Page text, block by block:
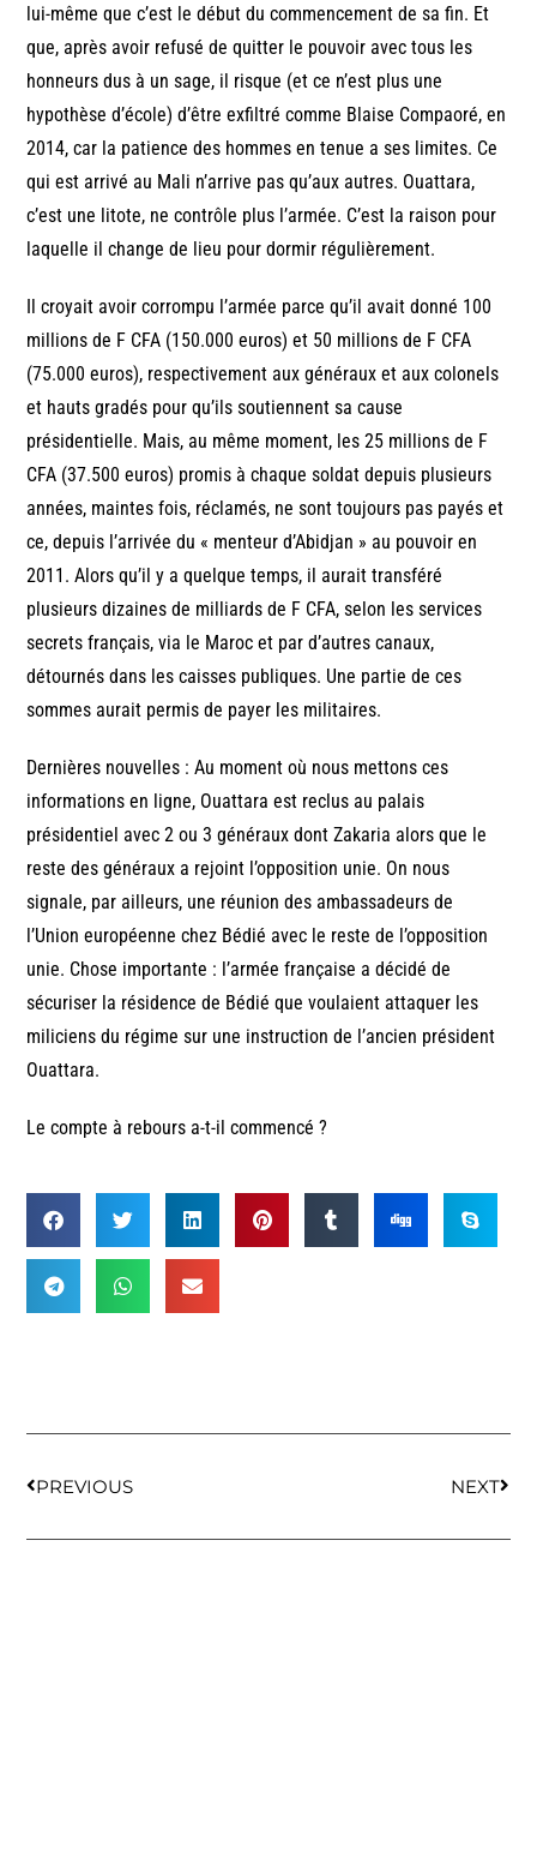
lui-même que c’est le début du commencement de sa fin. Et
que, après avoir refusé de quitter le pouvoir avec tous les
honneurs dus à un sage, il risque (et ce n’est plus une
hypothèse d’école) d’être exfiltré comme Blaise Compaoré, en
2014, car la patience des hommes en tenue a ses limites. Ce
qui est arrivé au Mali n’arrive pas qu’aux autres. Ouattara,
c’est une litote, ne contrôle plus l’armée. C’est la raison pour
laquelle il change de lieu pour dormir régulièrement.
Il croyait avoir corrompu l’armée parce qu’il avait donné 100
millions de F CFA (150.000 euros) et 50 millions de F CFA
(75.000 euros), respectivement aux généraux et aux colonels
et hauts gradés pour qu’ils soutiennent sa cause
présidentielle. Mais, au même moment, les 25 millions de F
CFA (37.500 euros) promis à chaque soldat depuis plusieurs
années, maintes fois, réclamés, ne sont toujours pas payés et
ce, depuis l’arrivée du « menteur d’Abidjan » au pouvoir en
2011. Alors qu’il y a quelque temps, il aurait transféré
plusieurs dizaines de milliards de F CFA, selon les services
secrets français, via le Maroc et par d’autres canaux,
détournés dans les caisses publiques. Une partie de ces
sommes aurait permis de payer les militaires.
Dernières nouvelles : Au moment où nous mettons ces
informations en ligne, Ouattara est reclus au palais
présidentiel avec 2 ou 3 généraux dont Zakaria alors que le
reste des généraux a rejoint l’opposition unie. On nous
signale, par ailleurs, une réunion des ambassadeurs de
l’Union européenne chez Bédié avec le reste de l’opposition
unie. Chose importante : l’armée française a décidé de
sécuriser la résidence de Bédié que voulaient attaquer les
miliciens du régime sur une instruction de l’ancien président
Ouattara.
Le compte à rebours a-t-il commencé ?
PREVIOUS NEXT